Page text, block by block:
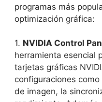
programas más
optimización gráfica:
1. NVIDIA Control
herramienta esencial
tarjetas gráficas
configuraciones
de imagen, la